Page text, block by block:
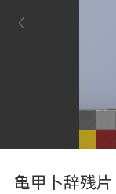
亀甲卜辞残